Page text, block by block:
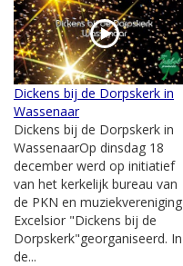
Dickens bij de Dorpskerk in
Wassenaar
Dickens bij de Dorpskerk in
WassenaarOp dinsdag 18
december werd op initiatief
van het kerkelijk bureau van
de PKN en muziekvereniging
Excelsior "Dickens bij de
Dorpskerk"georganiseerd. In
de...